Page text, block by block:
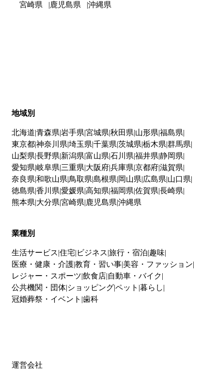
宮崎県
鹿児島県 沖縄県
地域別
北海道 青森県 岩手県 宮城県 秋田県 山形県 福島県
東京都神奈川県 埼玉県 千葉県 茨城県 栃木県 群馬県
山梨県 長野県 新潟県 富山県 石川県 福井県 静岡県
愛知県 岐阜県 三重県 大阪府兵庫県 京都府滋賀県
奈良県 和歌山県 鳥取県 島根県 岡山県 広島県 山口県
徳島県 香川県 愛媛県 高知県 福岡県 佐賀県 長崎県
熊本県 大分県 宮崎県 鹿児島県 沖縄県
業種別
生活サービス 住宅 ビジネス 旅行・宿泊 趣味
医療・健康・介護教育・習い事 美容・ファッション
レジャー・スポーツ 飲食店 自動車・バイク
公共機関・団体 ショッピングペット 暮らし
冠婚葬祭・イベント 歯科
運営会社